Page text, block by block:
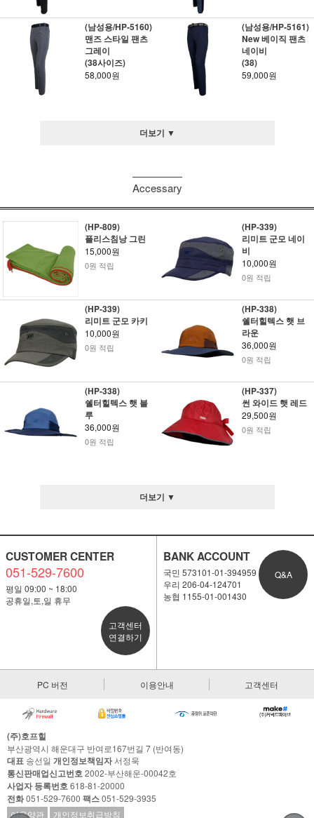
(남성용/HP-5160)
맨즈 스타일 팬츠
그레이
(38사이즈)
58,000원
(남성용/HP-5161)
New 베이직 팬츠
네이비
(38)
59,000원
더보기 ▼
Accessary
(HP-809)
플리스침낭 그린
15,000원
0원 적립
(HP-339)
리미트 군모 네이
비
10,000원
0원 적립
(HP-339)
리미트 군모 카키
10,000원
0원 적립
(HP-338)
쉘터힐텍스 햇 브
라운
36,000원
0원 적립
(HP-338)
쉘터힐텍스 햇 블
루
36,000원
0원 적립
(HP-337)
썬 와이드 햇 레드
29,500원
0원 적립
더보기 ▼
CUSTOMER CENTER
051-529-7600
평일 09:00 ~ 18:00
공휴일,토,일 휴무
고객센터
연결하기
BANK ACCOUNT
국민 573101-01-394959
우리 206-04-124701
농협 1155-01-001430
Q&A
PC 버전 이용안내 고객센터
(주)호프힐
부산광역시 해운대구 반여로167번길 7 (반여동)
대표 송선일 개인정보책임자서정욱
통신판매업신고번호 2002-부산해운-00042호
사업자 등록번호 618-81-20000
전화051-529-7600 팩스051-529-3935
이용약관
개인정보취급방침